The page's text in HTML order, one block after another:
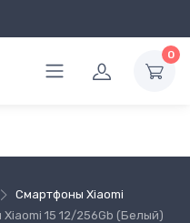
0
Смартфоны Xiaomi
15 12/256Gb (Белый)